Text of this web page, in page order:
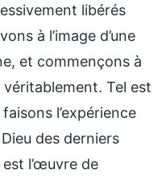
libérés
à l’image d’une
et commençons à
Tel est
l’expérience
des derniers
l’œuvre de